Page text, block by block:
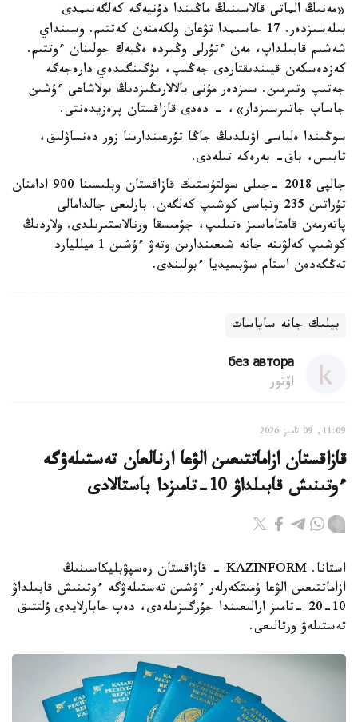
«مەنىڭ الماتى قالاسىنىڭ ماڭىندا دۇنيەگە كەلگەنىمدى
بىلەسىزدەر. 17 جاسىمدا تۋعان ولكەمنەن كەتتىم. وسىنداي
شەشىم قابىلداپ، مەن ءتۇرلى وڭىردە ەڭبەك جولىنان ءوتتىم.
كەزدەسكەن قيىندىقتاردى جەڭىپ، بۇگىنگىدەي دارەجەگە
جەتىپ وتىرمىن. سىزدەر مۇنى بالالارىڭىزدىڭ بولاشاعى ءۇشىن
جاساپ جاتىرسىزدار»، - دەدى قازاقستان پرەزيدەنتى.
سوڭىندا ەلباسى اۋىلدىڭ جاڭا تۇرعىندارىنا زور دەنساۋلىق،
تابىس، باق- بەرەكە تىلەدى.
جالپى 2018 -جىلى سولتۇستىك قازاقستان وبلىسىنا 900 ادامنان
تۇراتىن 235 وتباسى كوشىپ كەلگەن. بارلىعى جالدامالى
پاتەرمەن قامتاماسىز ەتىلىپ، جۇمىسقا ورنالاستىرىلدى. ولاردىڭ
كوشىپ كەلۋىنە جانە شىعىندارىن وتەۋ ءۇشىن 1 ميلليارد
تەڭگەدەن استام سۋبسيديا ءبولىندى.
بيلىك جانە ساياسات
без автора
اۆتور
11:09, 09 تامىز 2026
قازاقستان ازاماتتىعىن الۋعا ارنالعان تەستىلەۋگە
ءوتىنىش قابىلداۋ 10-تامىزدا باستالادى
استانا. KAZINFORM - قازاقستان رەسپۋبليكاسىنىڭ
ازاماتتىعىن الۋعا ۇمىتكەرلەر ءۇشىن تەستىلەۋگە ءوتىنىش قابىلداۋ
10-20 -تامىز ارالىعىندا جۇرگىزىلەدى، دەپ حابارلايدى ۇلتتىق
تەستىلەۋ ورتالىعى.